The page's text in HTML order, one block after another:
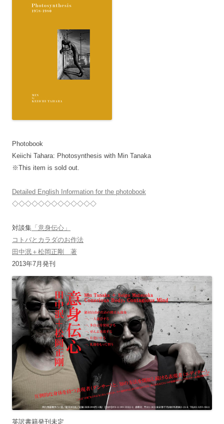
Photobook
Keiichi Tahara: Photosynthesis with Min Tanaka
※This item is sold out.
Detailed English Information for the photobook
◇◇◇◇◇◇◇◇◇◇◇◇◇
対談集 「意身伝心」
コトバとカラダのお作法
田中泯＋松岡正剛 著
2013年7月発刊
英訳書籍発刊未定